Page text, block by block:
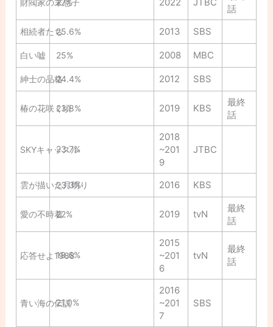
財閥家の末息子
27%
話
相続者たち25.6% 2013 SBS
白い嘘 25% 2008 MBC
紳士の品格24.4% 2012 SBS
椿の花咲く頃
23.8% 2019 KBS
最終
話
SKYキャッスル
23.7%
2018
~201
9
JTBC
雲が描いた月明り
23.3% 2016 KBS
愛の不時着22% 2019 tvN
最終
話
応答せよ1988
19.6%
2015
~201
6
tvN
最終
話
青い海の伝説
21.0%
2016
~201
7
SBS